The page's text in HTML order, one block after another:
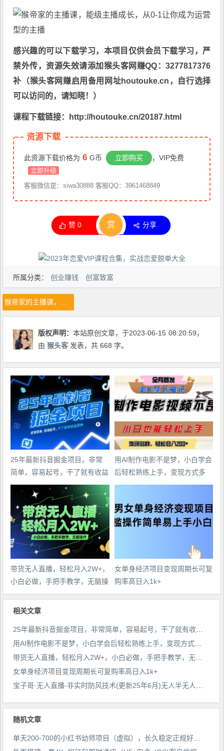
感兴趣的可以下载学习，本项目仅供会员下载学习，严
禁外传，资源失效请添加猴头客网赚QQ：3277817376
补（猴头客网赚启用备用网址houtouke.cn，自行选择
可以访问的，请知晓！）
课程下载链接：http://houtouke.cn/20187.html
资源下载
此资源下载价格为 6 G币 立即购买 ，VIP免费
立即升级
客服微信是：siwa30888 客服QQ：3961468849
赞0 赏 分享
所属分类： 创业赚钱 创富致富
版权声明：本站原创文章，于2023-06-15 08:20:59，
由猴头客 发表，共 668 字。
25年最新抖音掘金项目，非常
简单，容易起号，干了就有收益
那种
用AI制作电影不是梦，小白学会
后轻松熟练上手，变现方式多
样，日入2张+
带货无人直播，轻松月入2W+，
小白必做，手把手教学，无脑操
作(附学习资料)
女单身经济项目变现周期长可复
购率高日入1k+
相关文章
女单身经济项目变现周期长可复购率高日入1k+
随机文章